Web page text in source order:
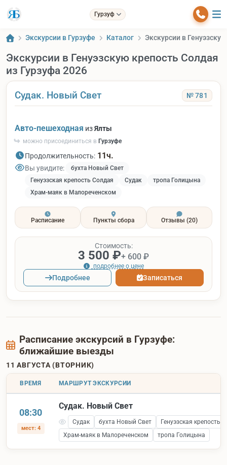
Гурзуф
Экскурсии в Гурзуфе Каталог Экскурсии в
Экскурсии в Генуэзскую крепость Солдая
из Гурзуфа 2026
Судак. Новый Свет № 781
Авто-пешеходная изЯлты
можно присоединиться в Гурзуфе
Продолжительность: 11ч.
Вы увидите:
бухта Новый Свет
Генуэзская крепость Солдая
Судак
тропа Голицына
Храм-маяк в Малореченском
Расписание Пункты сбора Отзывы (20)
Стоимость:
3 500 ₽+ 600 ₽
подробнее о цене
Подробнее Записаться
Расписание экскурсий в Гурзуфе:
ближайшие выезды
11 АВГУСТА (ВТОРНИК)
ВРЕМЯ МАРШРУТ ЭКСКУРСИИ
08:30
мест: 4
Судак. Новый Свет
Судак бухта Новый Свет
Генуэзская крепость
Храм-маяк в Малореченском
тропа Голицына